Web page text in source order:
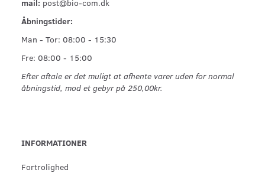
Åbningstider:
Man - Tor: 08:00 - 15:30
Fre: 08:00 - 15:00
Efter aftale er det muligt at afhente varer uden for normal
åbningstid, mod et gebyr på 250,00kr.
INFORMATIONER
Fortrolighed